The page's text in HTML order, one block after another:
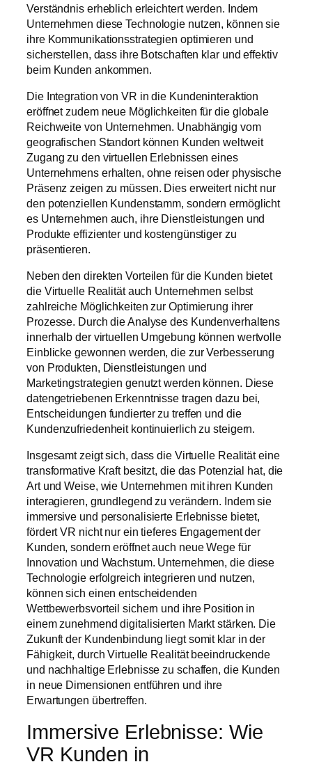
Verständnis erheblich erleichtert werden. Indem
Unternehmen diese Technologie nutzen, können sie
ihre Kommunikationsstrategien optimieren und
sicherstellen, dass ihre Botschaften klar und effektiv
beim Kunden ankommen.
Die Integration von VR in die Kundeninteraktion
eröffnet zudem neue Möglichkeiten für die globale
Reichweite von Unternehmen. Unabhängig vom
geografischen Standort können Kunden weltweit
Zugang zu den virtuellen Erlebnissen eines
Unternehmens erhalten, ohne reisen oder physische
Präsenz zeigen zu müssen. Dies erweitert nicht nur
den potenziellen Kundenstamm, sondern ermöglicht
es Unternehmen auch, ihre Dienstleistungen und
Produkte effizienter und kostengünstiger zu
präsentieren.
Neben den direkten Vorteilen für die Kunden bietet
die Virtuelle Realität auch Unternehmen selbst
zahlreiche Möglichkeiten zur Optimierung ihrer
Prozesse. Durch die Analyse des Kundenverhaltens
innerhalb der virtuellen Umgebung können wertvolle
Einblicke gewonnen werden, die zur Verbesserung
von Produkten, Dienstleistungen und
Marketingstrategien genutzt werden können. Diese
datengetriebenen Erkenntnisse tragen dazu bei,
Entscheidungen fundierter zu treffen und die
Kundenzufriedenheit kontinuierlich zu steigern.
Insgesamt zeigt sich, dass die Virtuelle Realität eine
transformative Kraft besitzt, die das Potenzial hat, die
Art und Weise, wie Unternehmen mit ihren Kunden
interagieren, grundlegend zu verändern. Indem sie
immersive und personalisierte Erlebnisse bietet,
fördert VR nicht nur ein tieferes Engagement der
Kunden, sondern eröffnet auch neue Wege für
Innovation und Wachstum. Unternehmen, die diese
Technologie erfolgreich integrieren und nutzen,
können sich einen entscheidenden
Wettbewerbsvorteil sichern und ihre Position in
einem zunehmend digitalisierten Markt stärken. Die
Zukunft der Kundenbindung liegt somit klar in der
Fähigkeit, durch Virtuelle Realität beeindruckende
und nachhaltige Erlebnisse zu schaffen, die Kunden
in neue Dimensionen entführen und ihre
Erwartungen übertreffen.
Immersive Erlebnisse: Wie
VR Kunden in